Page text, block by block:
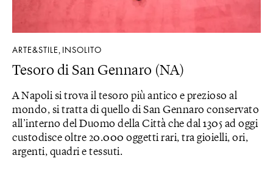
ARTE&STILE, INSOLITO
Tesoro di San Gennaro (NA)
A Napoli si trova il tesoro più antico e prezioso al
mondo, si tratta di quello di San Gennaro conservato
all’interno del Duomo della Città che dal 1305 ad oggi
custodisce oltre 20.000 oggetti rari, tra gioielli, ori,
argenti, quadri e tessuti.